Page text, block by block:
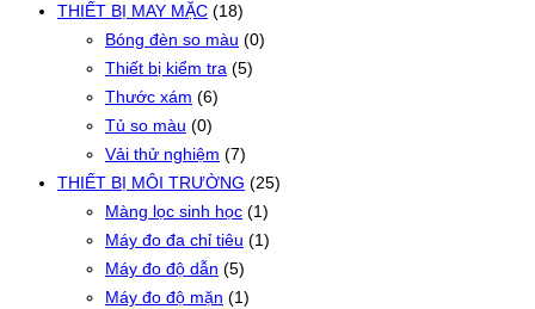
THIẾT BỊ MAY MẶC (18)
Bóng đèn so màu (0)
Thiết bị kiểm tra (5)
Thước xám (6)
Tủ so màu (0)
Vải thử nghiệm (7)
THIẾT BỊ MÔI TRƯỜNG (25)
Màng lọc sinh học (1)
Máy đo đa chỉ tiêu (1)
Máy đo độ dẫn (5)
Máy đo độ mặn (1)